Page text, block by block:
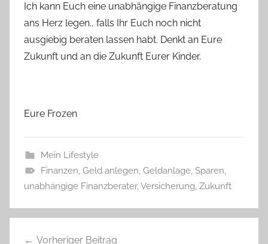
Ich kann Euch eine unabhängige Finanzberatung
ans Herz legen., falls Ihr Euch noch nicht
ausgiebig beraten lassen habt. Denkt an Eure
Zukunft und an die Zukunft Eurer Kinder.
Eure Frozen
Mein Lifestyle
Finanzen, Geld anlegen, Geldanlage, Sparen,
unabhängige Finanzberater,Versicherung, Zukunft
Vorheriger Beitrag